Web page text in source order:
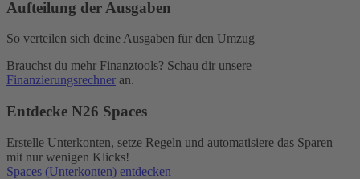
Aufteilung der Ausgaben
So verteilen sich deine Ausgaben für den Umzug
Brauchst du mehr Finanztools? Schau dir unsere
Finanzierungsrechner an.
Entdecke N26 Spaces
Erstelle Unterkonten, setze Regeln und automatisiere das Sparen –
mit nur wenigen Klicks!
Spaces (Unterkonten) entdecken